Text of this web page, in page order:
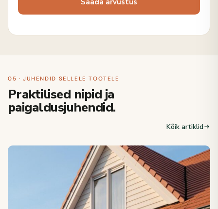
05 · JUHENDID SELLELE TOOTELE
Praktilised nipid ja
paigaldusjuhendid.
Kõik artiklid